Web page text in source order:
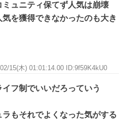
ュニティ保てず人気は崩壊
を獲得できなかったのも大き
15(木) 01:01:14.00 ID:9f59K4kU0
フ制でいいだろっていう
もそれでよくなった気がする